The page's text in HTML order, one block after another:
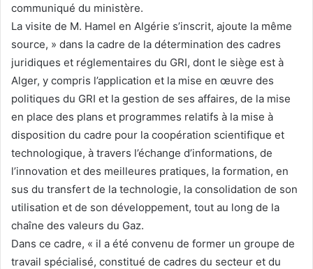
communiqué du ministère.
La visite de M. Hamel en Algérie s’inscrit, ajoute la même
source, » dans la cadre de la détermination des cadres
juridiques et réglementaires du GRI, dont le siège est à
Alger, y compris l’application et la mise en œuvre des
politiques du GRI et la gestion de ses affaires, de la mise
en place des plans et programmes relatifs à la mise à
disposition du cadre pour la coopération scientifique et
technologique, à travers l’échange d’informations, de
l’innovation et des meilleures pratiques, la formation, en
sus du transfert de la technologie, la consolidation de son
utilisation et de son développement, tout au long de la
chaîne des valeurs du Gaz.
Dans ce cadre, « il a été convenu de former un groupe de
travail spécialisé, constitué de cadres du secteur et du